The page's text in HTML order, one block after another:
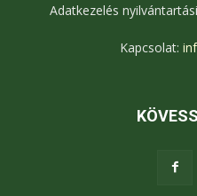
Adatkezelés
Kapcsolat: